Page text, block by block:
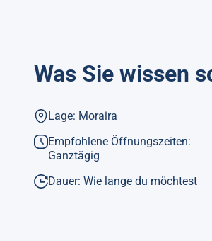
Was Sie wissen
Lage: Moraira
Empfohlene Öffnungszeiten:
Ganztägig
Dauer: Wie lange du möchtest